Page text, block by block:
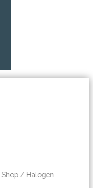
Shop/ Halogen